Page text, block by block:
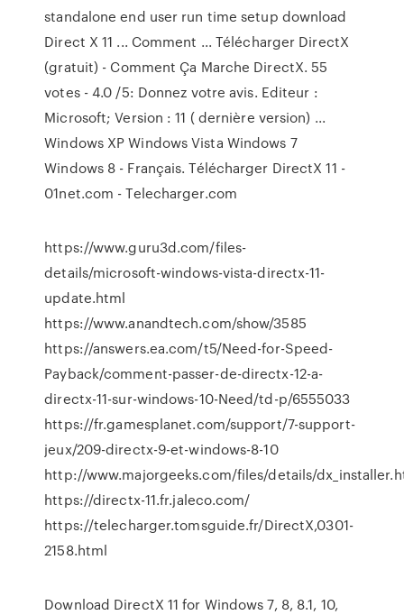
standalone end user run time setup download
Direct X 11 ... Comment ... Télécharger DirectX
(gratuit) - Comment Ça Marche DirectX. 55
votes - 4.0 /5: Donnez votre avis. Editeur :
Microsoft; Version : 11 ( dernière version) ...
Windows XP Windows Vista Windows 7
Windows 8 - Français. Télécharger DirectX 11 -
01net.com - Telecharger.com
https://www.guru3d.com/files-
details/microsoft-windows-vista-directx-11-
update.html
https://www.anandtech.com/show/3585
https://answers.ea.com/t5/Need-for-Speed-
Payback/comment-passer-de-directx-12-a-
directx-11-sur-windows-10-Need/td-p/6555033
https://fr.gamesplanet.com/support/7-support-
jeux/209-directx-9-et-windows-8-10
http://www.majorgeeks.com/files/details/
https://directx-11.fr.jaleco.com/
https://telecharger.tomsguide.fr/DirectX,0301-
2158.html
Download DirectX 11 for Windows 7, 8, 8.1, 10,